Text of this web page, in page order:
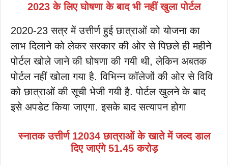
2023 के लिए घोषणा के बाद भी नहीं खुला पोर्टल
2020-23 सत्र में उत्तीर्ण हुई छात्राओं को योजना का
लाभ दिलाने को लेकर सरकार की ओर से पिछले ही महीने
पोर्टल खोले जाने की घोषणा की गयी थी, लेकिन अबतक
पोर्टल नहीं खोला गया है. विभिन्न कॉलेजों की ओर से विवि
को छात्राओं की सूची भेजी गयी है. पोर्टल खुलने के बाद
इसे अपडेट किया जाएगा. इसके बाद सत्यापन होगा
स्नातक उत्तीर्ण 12034 छात्राओं के खाते में जल्द डाल
दिए जाएंगे 51.45 करोड़